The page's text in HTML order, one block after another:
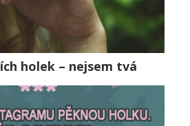
holek – nejsem tvá
holek – nejsem tvá